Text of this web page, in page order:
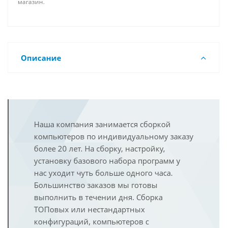
магазин.
Описание
Наша компания занимается сборкой
компьютеров по индивидуальному заказу
более 20 лет. На сборку, настройку,
установку базового набора программ у
нас уходит чуть больше одного часа.
Большинство заказов мы готовы
выполнить в течении дня. Сборка
ТОПовых или нестандартных
конфигураций, компьютеров с